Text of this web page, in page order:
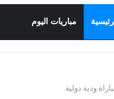
مباريات اليوم
ودية دولية